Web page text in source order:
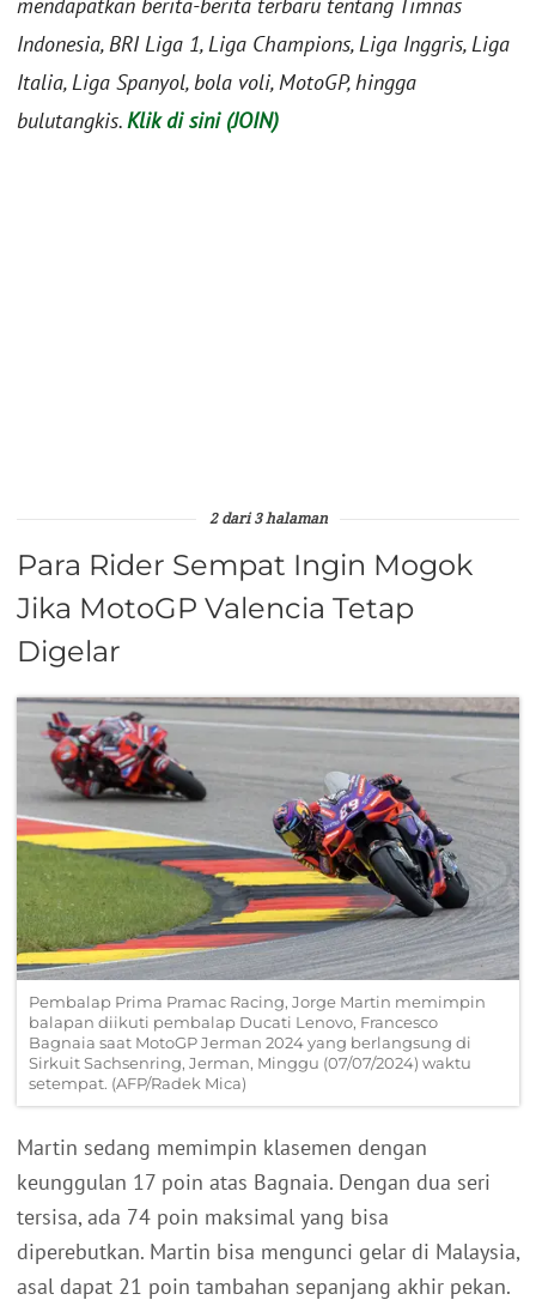
mendapatkan berita-berita terbaru tentang Timnas
Indonesia, BRI Liga 1, Liga Champions, Liga Inggris, Liga
Italia, Liga Spanyol, bola voli, MotoGP, hingga
bulutangkis.Klik di sini (JOIN)
2 dari 3 halaman
Para Rider Sempat Ingin Mogok
Jika MotoGP Valencia Tetap
Digelar
Pembalap Prima Pramac Racing, Jorge Martin memimpin
balapan diikuti pembalap Ducati Lenovo, Francesco
Bagnaia saat MotoGP Jerman 2024 yang berlangsung di
Sirkuit Sachsenring, Jerman, Minggu (07/07/2024) waktu
setempat. (AFP/Radek Mica)
Martin sedang memimpin klasemen dengan
keunggulan 17 poin atas Bagnaia. Dengan dua seri
tersisa, ada 74 poin maksimal yang bisa
diperebutkan. Martin bisa mengunci gelar di Malaysia,
asal dapat 21 poin tambahan sepanjang akhir pekan.